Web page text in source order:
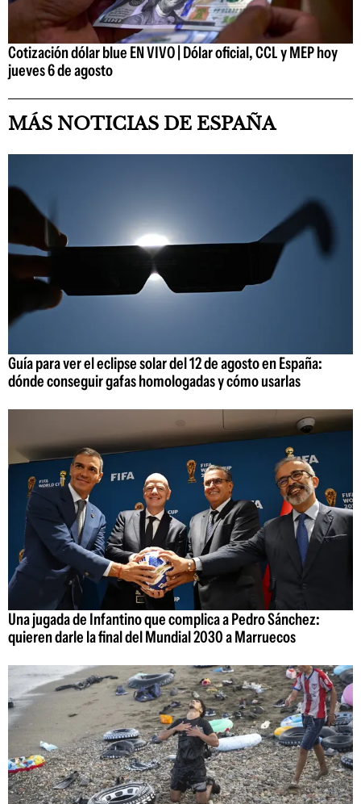
Cotización dólar blue EN VIVO | Dólar oficial, CCL y MEP hoy
jueves 6 de agosto
MÁS NOTICIAS DE ESPAÑA
Guía para ver el eclipse solar del 12 de agosto en España:
dónde conseguir gafas homologadas y cómo usarlas
Una jugada de Infantino que complica a Pedro Sánchez:
quieren darle la final del Mundial 2030 a Marruecos